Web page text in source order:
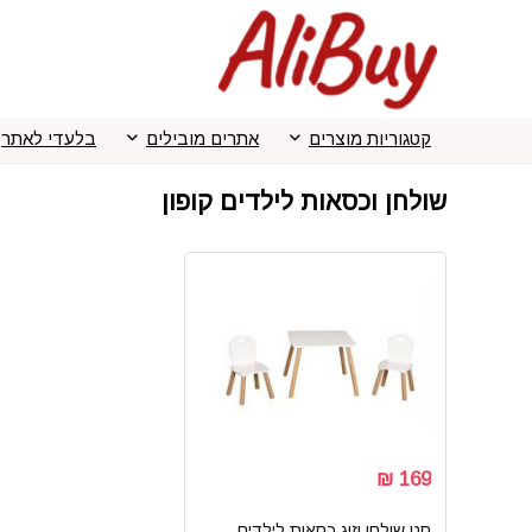
קטגוריות מוצרים אתרים מובילים בלעדי לאתר
שולחן וכסאות לילדים קופון
169 ₪